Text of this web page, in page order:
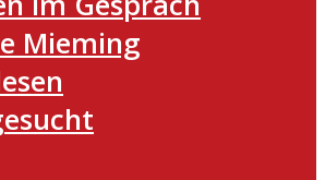
Mieming